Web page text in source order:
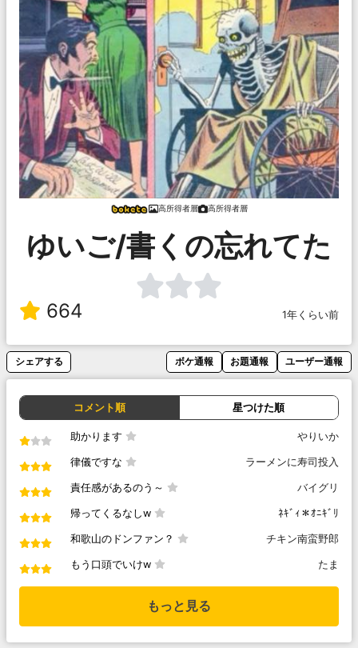
高所得者層 高所得者層
ゆいご/書くの忘れてた
664 1年くらい前
シェアする ボケ通報 お題通報 ユーザー通報
コメント順 星つけた順
助かります やりいか
律儀ですな ラーメンに寿司投入
責任感があるのう～ バイグリ
帰ってくるなしw ﾈｷﾞｨ＊ｵﾆｷﾞﾘ
和歌山のドンファン？ チキン南蛮野郎
もう口頭でいけw たま
もっと見る